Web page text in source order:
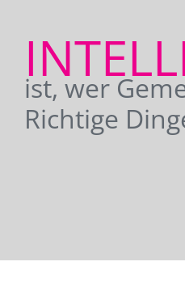
ist, wer
Richtige